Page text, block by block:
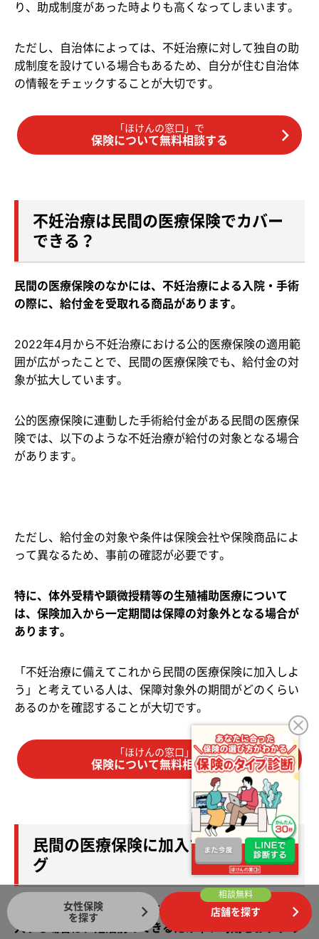
り、助成制度があった時よりも高くなってしまいます。
ただし、自治体によっては、不妊治療に対して独自の助
成制度を設けている場合もあるため、自分が住む自治体
の情報をチェックすることが大切です。
「ほけんの窓口」で
保険について無料相談する
不妊治療は民間の医療保険でカバー
できる？
民間の医療保険のなかには、不妊治療による入院・手術
の際に、給付金を受取れる商品があります。
2022年4月から不妊治療における公的医療保険の適用範
囲が広がったことで、民間の医療保険でも、給付金の対
象が拡大しています。
公的医療保険に連動した手術給付金がある民間の医療保
険では、以下のような不妊治療が給付の対象となる場合
があります。
ただし、給付金の対象や条件は保険会社や保険商品によ
って異なるため、事前の確認が必要です。
特に、体外受精や顕微授精等の生殖補助医療について
は、保険加入から一定期間は保障の対象外となる場合が
あります。
「不妊治療に備えてこれから民間の医療保険に加入しよ
う」と考えている人は、保障対象外の期間がどのくらい
あるのかを確認することが大切です。
「ほけんの窓口」で
保険について無料相談する
民間の医療保険に加入するタイミン
グ
不妊治療の費用をカバーする目的で民間の医療保険に加
入する場合は、妊活前のできるだけ早い時期をおすすめ
女性保険
を探す
店舗を探す
相談無料